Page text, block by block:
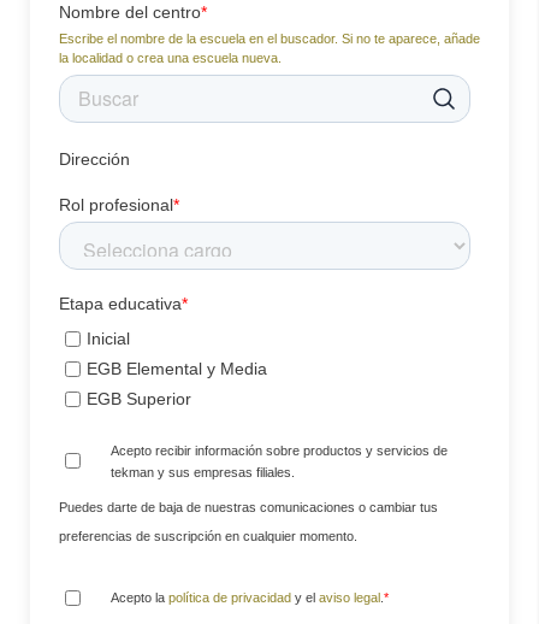
Nombre del centro*
Escribe el nombre de la escuela en el buscador. Si no te aparece, añade
la localidad o crea una escuela nueva.
Dirección
Rol profesional*
Etapa educativa*
Inicial
EGB Elemental y Media
EGB Superior
Acepto recibir información sobre productos y servicios de
tekman y sus empresas filiales.
Puedes darte de baja de nuestras comunicaciones o cambiar tus
preferencias de suscripción en cualquier momento.
Acepto la política de privacidad y el aviso legal *